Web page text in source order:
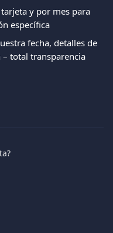
y por mes para
específica
fecha, detalles de
total transparencia